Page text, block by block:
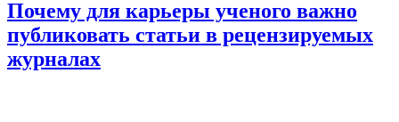
Почему для карьеры ученого важно
публиковать статьи в рецензируемых
журналах